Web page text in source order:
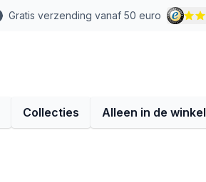
Gratis verzending vanaf 50 euro
Collecties Alleen in de winkel